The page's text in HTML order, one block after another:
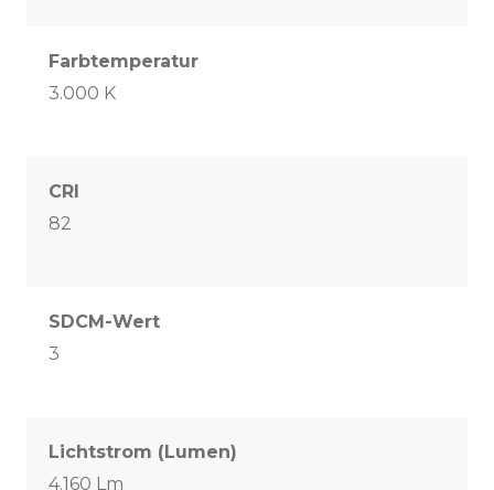
Farbtemperatur
3.000 K
CRI
82
SDCM-Wert
3
Lichtstrom (Lumen)
4.160 Lm